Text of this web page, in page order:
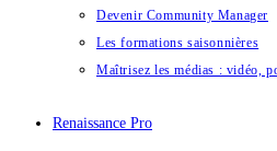
Devenir Community Manager
Les formations saisonnières
Maîtrisez les médias : vidéo,
Renaissance Pro